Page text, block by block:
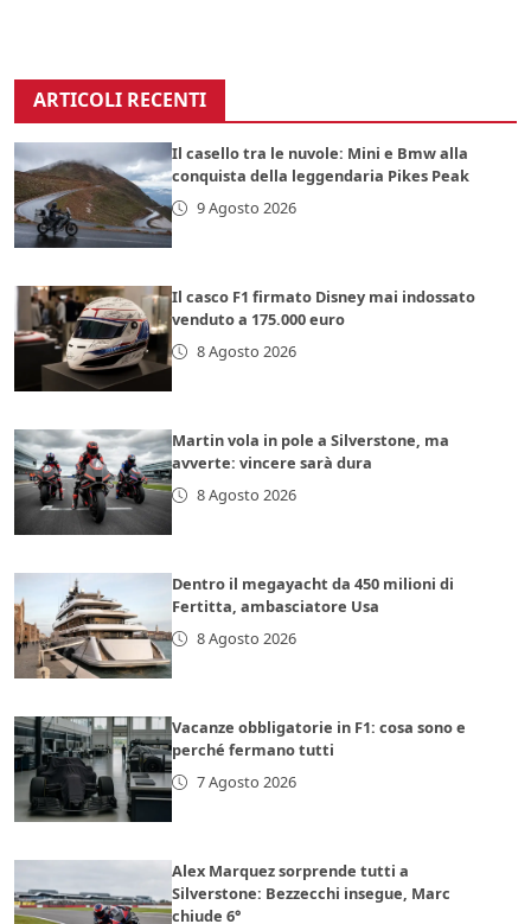
ARTICOLI RECENTI
Il casello tra le nuvole: Mini e Bmw alla
conquista della leggendaria Pikes Peak
9 Agosto 2026
Il casco F1 firmato Disney mai indossato
venduto a 175.000 euro
8 Agosto 2026
Martin vola in pole a Silverstone, ma
avverte: vincere sarà dura
8 Agosto 2026
Dentro il megayacht da 450 milioni di
Fertitta, ambasciatore Usa
8 Agosto 2026
Vacanze obbligatorie in F1: cosa sono e
perché fermano tutti
7 Agosto 2026
Alex Marquez sorprende tutti a
Silverstone: Bezzecchi insegue, Marc
chiude 6°